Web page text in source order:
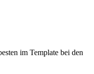
im Template bei den